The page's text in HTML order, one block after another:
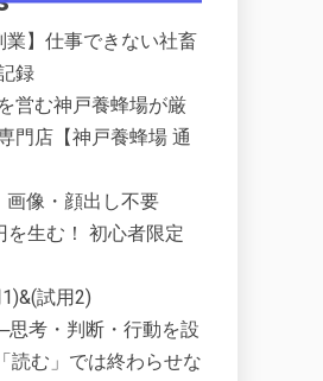
業】仕事できない社畜
録
営む神戸養蜂場が厳
門店【神戸養蜂場 通
画像・顔出し不要
を生む！ 初心者限定
試用2)
考・判断・行動を設
読む」では終わらせな